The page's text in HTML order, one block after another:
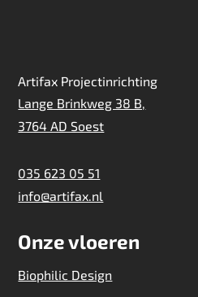
Artifax Projectinrichting
Lange Brinkweg 38 B,
3764 AD Soest
035 623 05 51
info@artifax.nl
Onze vloeren
Biophilic Design